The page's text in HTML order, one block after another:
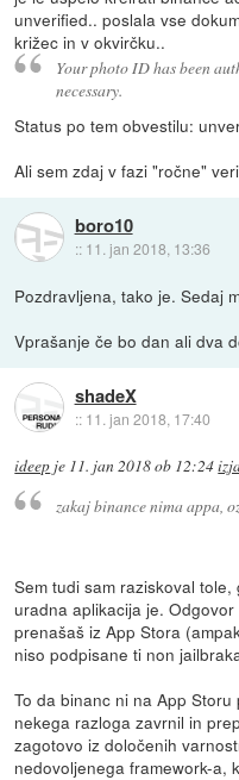
unverified.. poslala vse
križec in v okvirčku..
Your photo ID has been
necessary.
Status po tem obvestilu:
Ali sem zdaj v fazi "ročne"
boro10
:: 11. jan 2018, 13:36
Pozdravljena, tako je. Sedaj
Vprašanje če bo dan ali dva
shadeX
:: 11. jan 2018, 17:40
ideep je 11. jan 2018 ob 12:24
zakaj binance nima appa,
Sem tudi sam raziskoval
uradna aplikacija je.
prenašaš iz App Stora
niso podpisane ti non
To da binanc ni na App
nekega razloga zavrnil in
zagotovo iz določenih
nedovoljenega framework-a,